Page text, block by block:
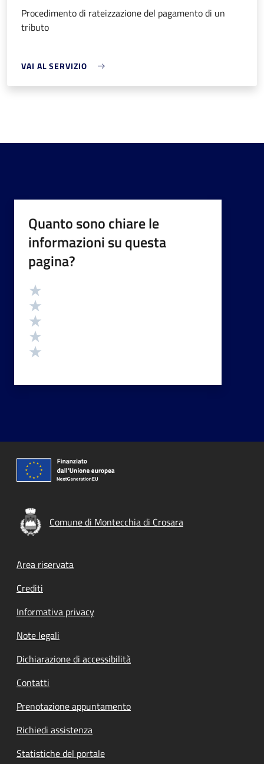
Procedimento di rateizzazione del pagamento di un
tributo
VAI AL SERVIZIO
Quanto sono chiare le
informazioni su questa
pagina?
Valutazione
Comune di Montecchia di Crosara
Footer menu
Area riservata
Crediti
Informativa privacy
Note legali
Dichiarazione di accessibilità
Contatti
Prenotazione appuntamento
Richiedi assistenza
Statistiche del portale